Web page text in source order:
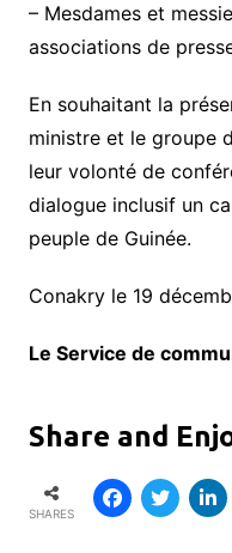
– Mesdames et
associations de
En souhaitant la
ministre et le groupe
leur volonté de
dialogue inclusif un
peuple de Guinée.
Conakry le 19
Le Service de
Share and
SHARES